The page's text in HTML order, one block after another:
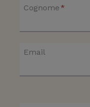
Cognome *
Email